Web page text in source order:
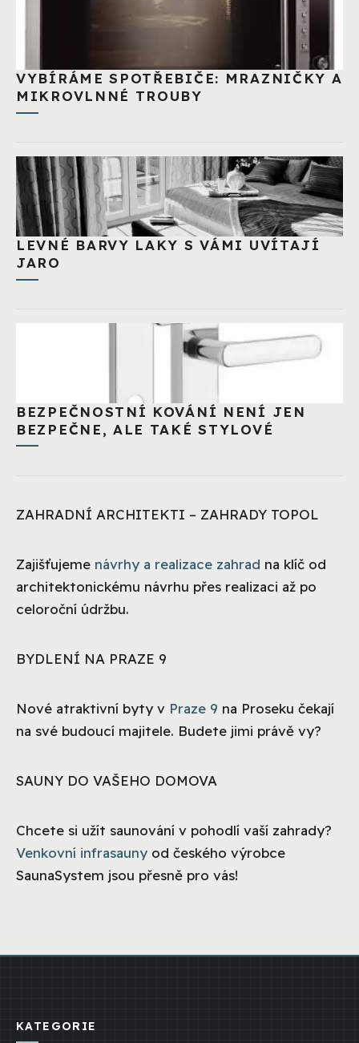
VYBÍRÁME SPOTŘEBIČE: MRAZNIČKY A
MIKROVLNNÉ TROUBY
LEVNÉ BARVY LAKY S VÁMI UVÍTAJÍ
JARO
BEZPEČNOSTNÍ KOVÁNÍ NENÍ JEN
BEZPEČNE, ALE TAKÉ STYLOVÉ
ZAHRADNÍ ARCHITEKTI – ZAHRADY TOPOL
Zajišťujeme návrhy a realizace zahrad na klíč od
architektonickému návrhu přes realizaci až po
celoroční údržbu.
BYDLENÍ NA PRAZE 9
Nové atraktivní byty v Praze 9 na Proseku čekají
na své budoucí majitele. Budete jimi právě vy?
SAUNY DO VAŠEHO DOMOVA
Chcete si užít saunování v pohodlí vaší zahrady?
Venkovní infrasauny od českého výrobce
SaunaSystem jsou přesně pro vás!
KATEGORIE